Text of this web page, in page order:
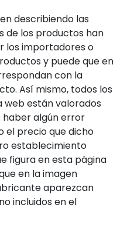
describiendo las
los productos han
los importadores o
y puede que en
con la
Así mismo, todos los
están valorados
haber algún error
el precio que dicho
establecimiento
figura en esta página
en la imagen
aparezcan
incluidos en el